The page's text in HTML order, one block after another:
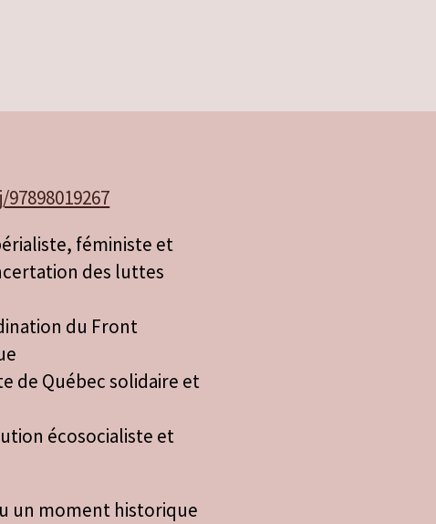
féministe et
des luttes
du Front
de Québec solidaire et
écosocialiste et
un moment historique